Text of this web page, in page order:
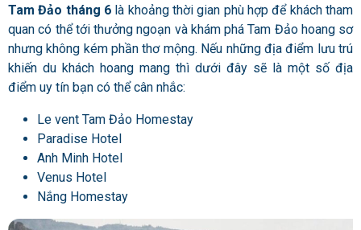
Tam Đảo tháng 6 là khoảng thời gian phù hợp để khách tham
quan có thể tới thưởng ngoạn và khám phá Tam Đảo hoang sơ
nhưng không kém phần thơ mộng. Nếu những địa điểm lưu trú
khiến du khách hoang mang thì dưới đây sẽ là một số địa
điểm uy tín bạn có thể cân nhắc:
Le vent Tam Đảo Homestay
Paradise Hotel
Anh Minh Hotel
Venus Hotel
Nắng Homestay